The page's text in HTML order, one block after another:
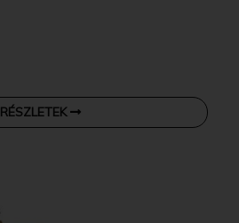
RÉSZLETEK